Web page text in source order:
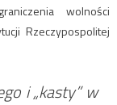
wolności
Rzeczypospolitej
i „kasty” w